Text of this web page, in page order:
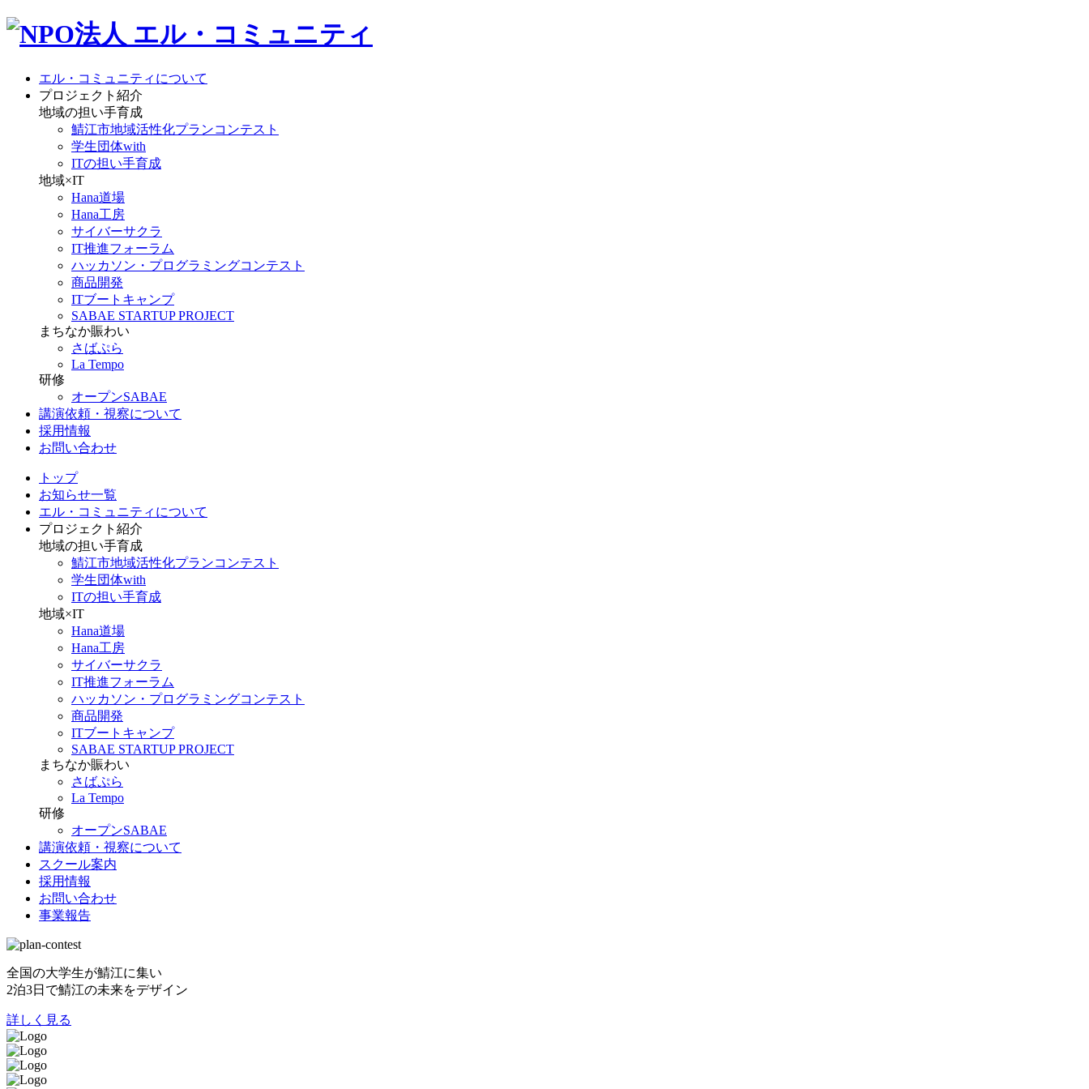
エル・コミュニティについて
プロジェクト紹介
地域の担い手育成
鯖江市地域活性化プランコンテスト
学生団体with
ITの担い手育成
地域×IT
Hana道場
Hana工房
サイバーサクラ
IT推進フォーラム
ハッカソン・プログラミングコンテスト
商品開発
ITブートキャンプ
SABAE STARTUP PROJECT
まちなか賑わい
さばぷら
La Tempo
研修
オープンSABAE
講演依頼・視察について
採用情報
お問い合わせ
トップ
お知らせ一覧
エル・コミュニティについて
プロジェクト紹介
地域の担い手育成
鯖江市地域活性化プランコンテスト
学生団体with
ITの担い手育成
地域×IT
Hana道場
Hana工房
サイバーサクラ
IT推進フォーラム
ハッカソン・プログラミングコンテスト
商品開発
ITブートキャンプ
SABAE STARTUP PROJECT
まちなか賑わい
さばぷら
La Tempo
研修
オープンSABAE
講演依頼・視察について
スクール案内
採用情報
お問い合わせ
事業報告
全国の大学生が鯖江に集い
2泊3日で鯖江の未来をデザイン
詳しく見る